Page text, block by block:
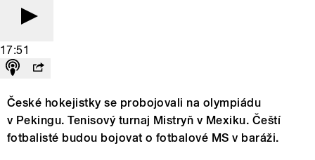
17:51
České hokejistky se probojovali na olympiádu
v Pekingu. Tenisový turnaj Mistryň v Mexiku. Čeští
fotbalisté budou bojovat o fotbalové MS v baráži.